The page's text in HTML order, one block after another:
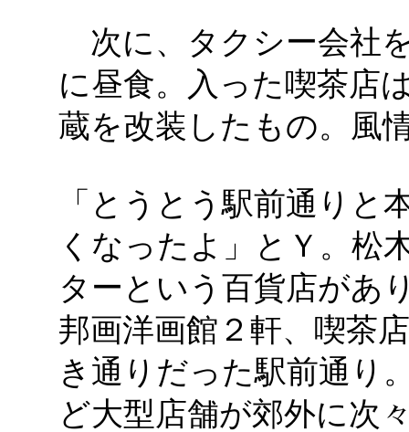
次に、タクシー会社
に昼食。入った喫茶店
蔵を改装したもの。風
「とうとう駅前通りと
くなったよ」とＹ。松
ターという百貨店があ
邦画洋画館２軒、喫茶
き通りだった駅前通り
ど大型店舗が郊外に次